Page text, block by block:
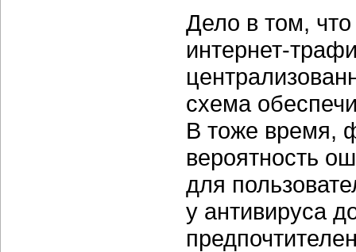
Дело в том,
интернет-
схема
В тоже время,
вероятность
для
у антивируса